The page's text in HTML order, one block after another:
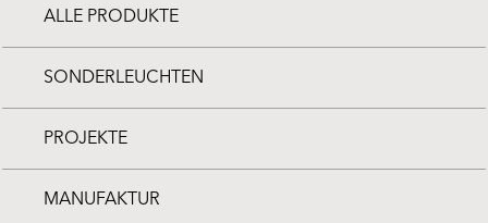
ALLE PRODUKTE
SONDERLEUCHTEN
PROJEKTE
MANUFAKTUR